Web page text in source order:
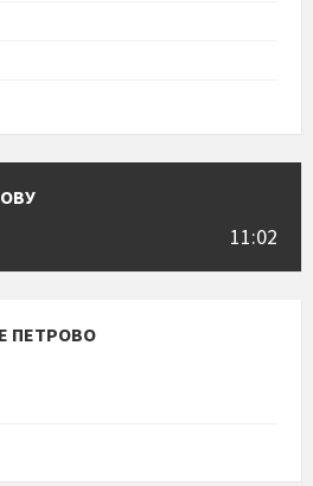
11:02
ПЕТРОВО